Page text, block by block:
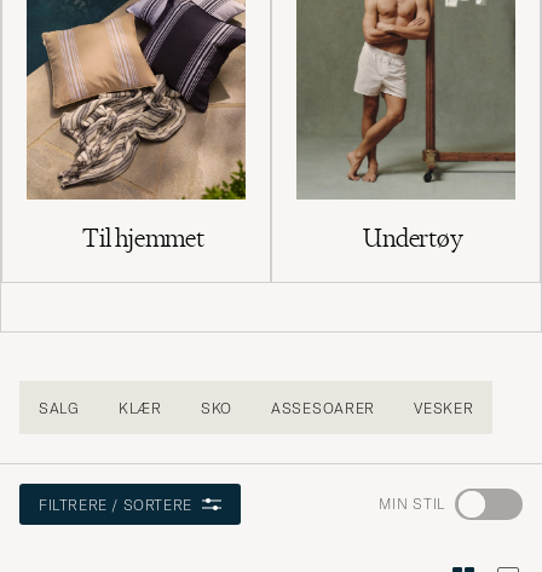
Til hjemmet Undertøy
SALG KLÆR SKO ASSESOARER VESKER
FILTRERE / SORTERE MIN STIL Gå